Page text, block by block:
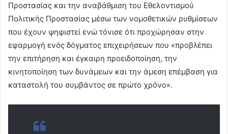
Προστασίας και την αναβάθμιση του Εθελοντισμού
Πολιτικής Προστασίας μέσω των νομοθετικών ρυθμίσεων
που έχουν ψηφιστεί ενώ τόνισε ότι προχώρησαν στην
εφαρμογή ενός δόγματος επιχειρήσεων που «προβλέπει
την επιτήρηση και έγκαιρη προειδοποίηση, την
κινητοποίηση των δυνάμεων και την άμεση επέμβαση για
καταστολή του συμβάντος σε πρώτο χρόνο».